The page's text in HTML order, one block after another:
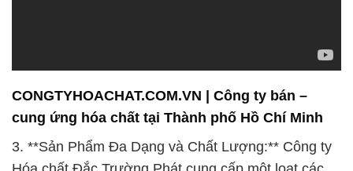
CONGTYHOACHAT.COM.VN | Công ty bán –
cung ứng hóa chất tại Thành phố Hồ Chí Minh
3. **Sản Phẩm Đa Dạng và Chất Lượng:** Công ty